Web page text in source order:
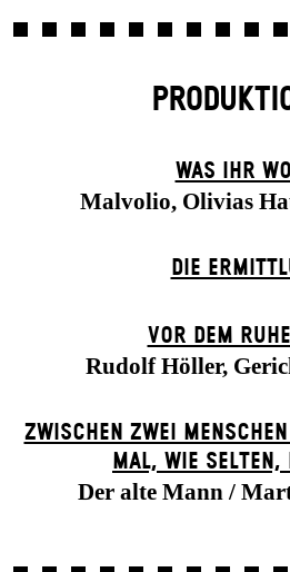
WAS IHR
Malvolio, Olivias
DIE
VOR DEM
Rudolf Höller,
ZWISCHEN ZWEI
MAL, WIE SELTEN,
Der alte Mann /